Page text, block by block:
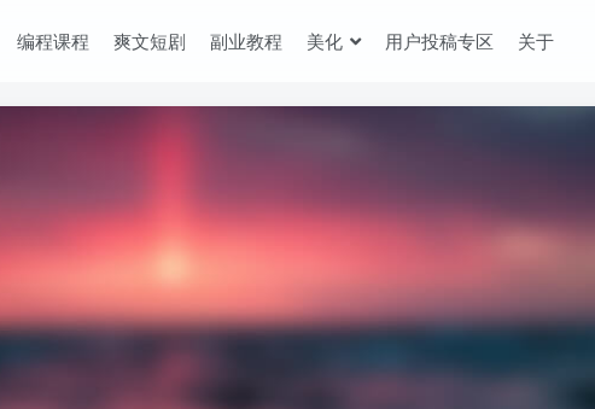
编程课程 爽文短剧 副业教程 美化 用户投稿专区 关于